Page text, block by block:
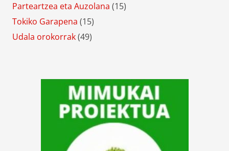
Parteartzea eta Auzolana (15)
Tokiko Garapena (15)
Udala orokorrak(49)